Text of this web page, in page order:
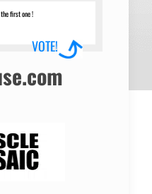
first one !
VOTE!